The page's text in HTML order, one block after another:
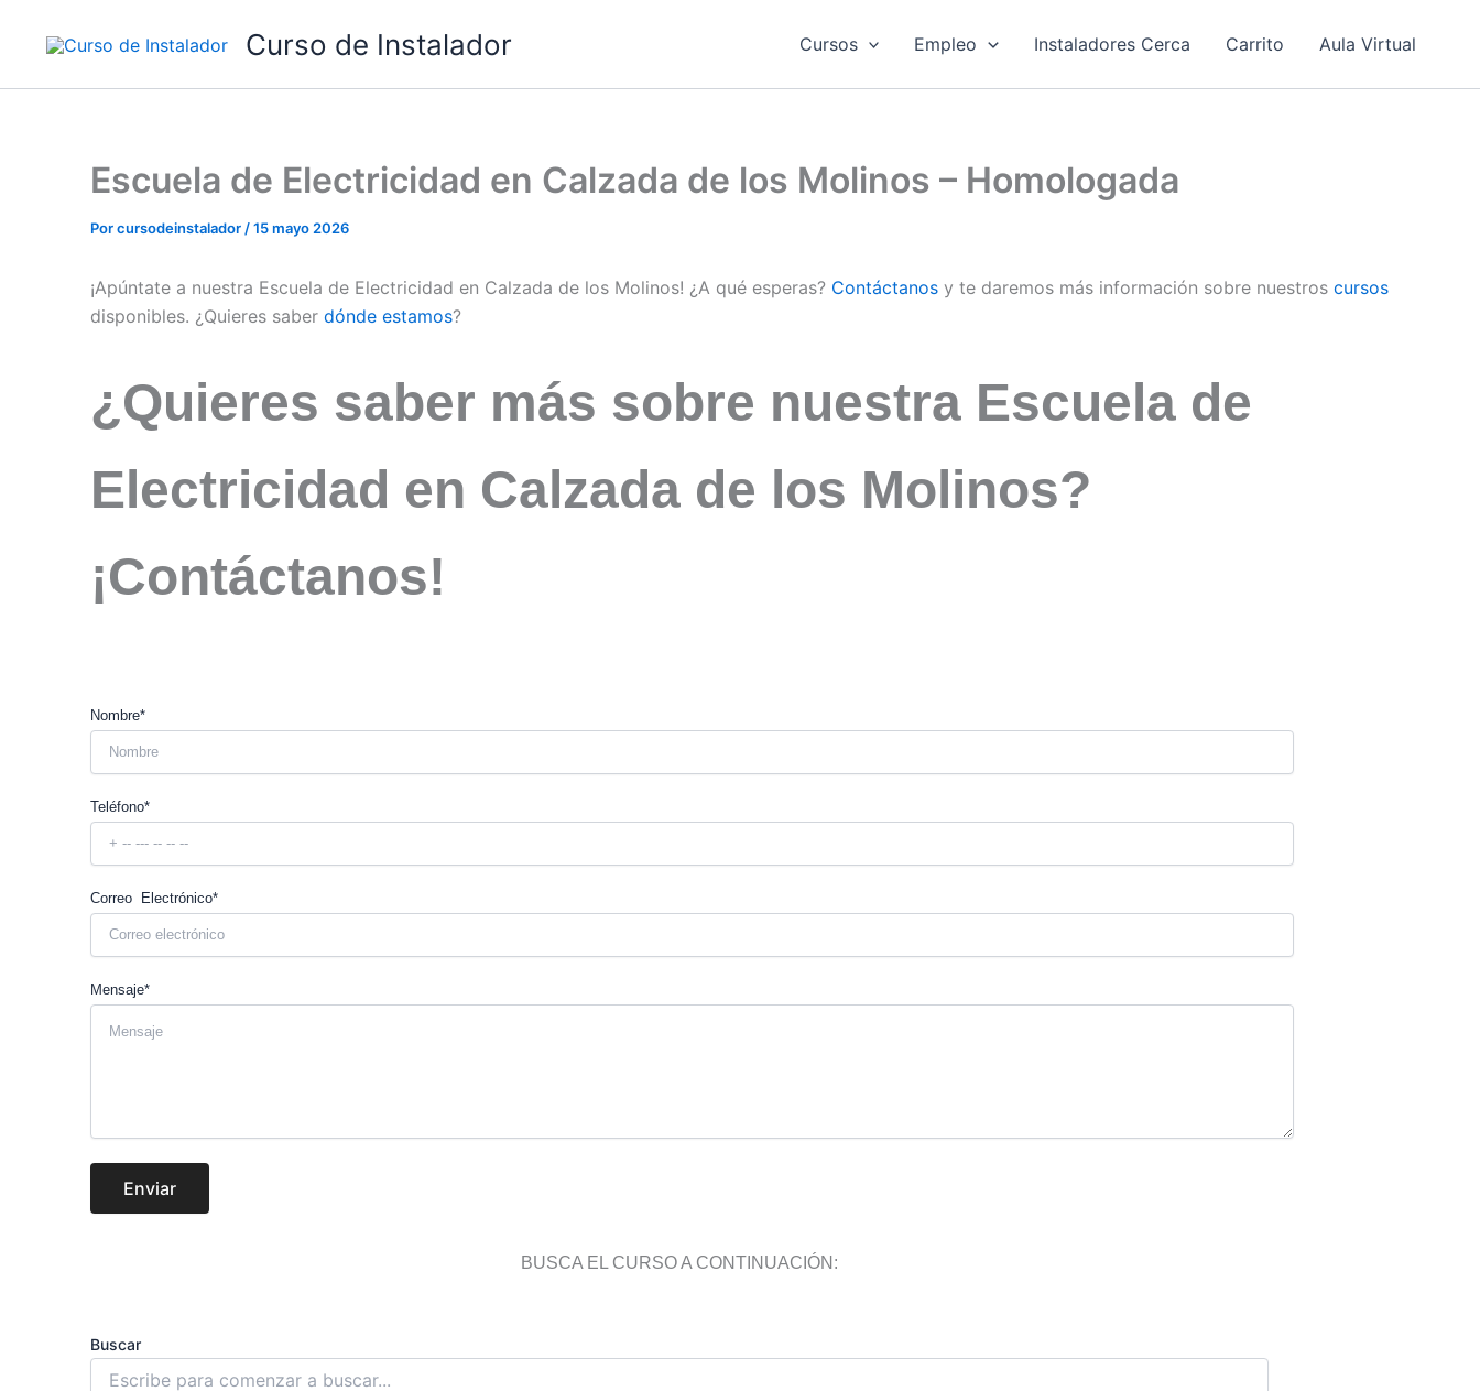
Curso de Instalador Cursos Empleo Instaladores Cerca Carrito Aula Virtual
Escuela de Electricidad en Calzada de los Molinos – Homologada
Porcursodeinstalador /15 mayo 2026
¡Apúntate a nuestra Escuela de Electricidad en Calzada de los Molinos! ¿A qué esperas? Contáctanos y te daremos más información sobre nuestros cursos
disponibles. ¿Quieres saber dónde estamos?
¿Quieres saber más sobre nuestra Escuela de
Electricidad en Calzada de los Molinos?
¡Contáctanos!
Nombre*
Teléfono*
Correo Electrónico*
Mensaje*
Enviar
BUSCA EL CURSO A CONTINUACIÓN:
Buscar